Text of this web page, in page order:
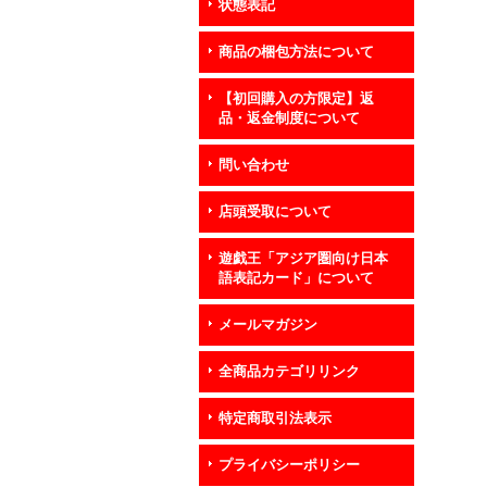
状態表記
商品の梱包方法について
【初回購入の方限定】返
品・返金制度について
問い合わせ
店頭受取について
遊戯王「アジア圏向け日本
語表記カード」について
メールマガジン
全商品カテゴリリンク
特定商取引法表示
プライバシーポリシー